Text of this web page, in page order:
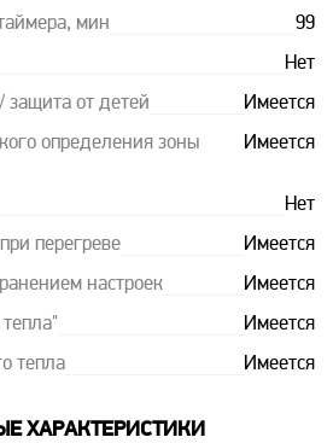
мин 99
Нет
от детей Имеется
определения зоны
Имеется
Нет
перегреве Имеется
настроек Имеется
Имеется
тепла Имеется
ХАРАКТЕРИСТИКИ